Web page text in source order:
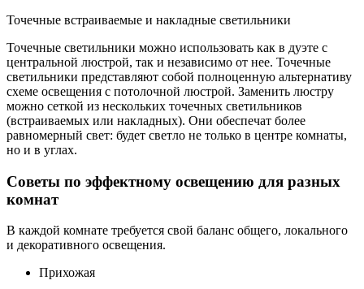
Точечные встраиваемые и накладные светильники
Точечные светильники можно использовать как в дуэте с
центральной люстрой, так и независимо от нее. Точечные
светильники представляют собой полноценную альтернативу
схеме освещения с потолочной люстрой. Заменить люстру
можно сеткой из нескольких точечных светильников
(встраиваемых или накладных). Они обеспечат более
равномерный свет: будет светло не только в центре комнаты,
но и в углах.
Советы по эффектному освещению для разных
комнат
В каждой комнате требуется свой баланс общего, локального
и декоративного освещения.
Прихожая